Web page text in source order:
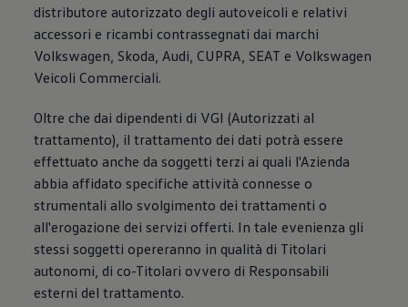
distributore autorizzato degli autoveicoli e relativi
accessori e ricambi contrassegnati dai marchi
Volkswagen, Skoda, Audi, CUPRA, SEAT e Volkswagen
Veicoli Commerciali.
Oltre che dai dipendenti di VGI (Autorizzati al
trattamento), il trattamento dei dati potrà essere
effettuato anche da soggetti terzi ai quali l'Azienda
abbia affidato specifiche attività connesse o
strumentali allo svolgimento dei trattamenti o
all'erogazione dei servizi offerti. In tale evenienza gli
stessi soggetti opereranno in qualità di Titolari
autonomi, di co-Titolari ovvero di Responsabili
esterni del trattamento.